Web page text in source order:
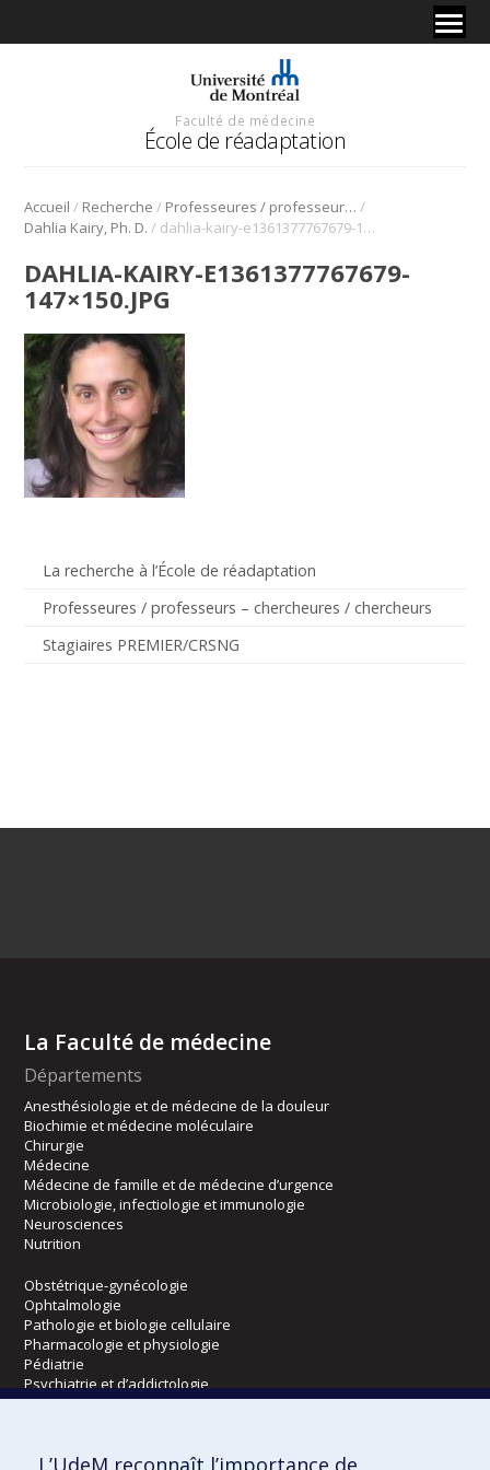
Faculté de médecine
École de réadaptation
Accueil / Recherche / Professeures / professeurs – chercheures / chercheurs /
Dahlia Kairy, Ph. D. / dahlia-kairy-e1361377767679-147×150.jpg
La recherche à l’École de réadaptation
Professeures / professeurs – chercheures / chercheurs
Stagiaires PREMIER/CRSNG
DAHLIA-KAIRY-E1361377767679-
147×150.JPG
La Faculté de médecine
Départements
Anesthésiologie et de médecine de la douleur
Biochimie et médecine moléculaire
Chirurgie
Médecine
Médecine de famille et de médecine d’urgence
Microbiologie, infectiologie et immunologie
Neurosciences
Nutrition
Obstétrique-gynécologie
Ophtalmologie
Pathologie et biologie cellulaire
Pharmacologie et physiologie
Pédiatrie
Psychiatrie et d’addictologie
Radiologie, radio-oncologie et médecine nucléaire
L’UdeM reconnaît l’importance de